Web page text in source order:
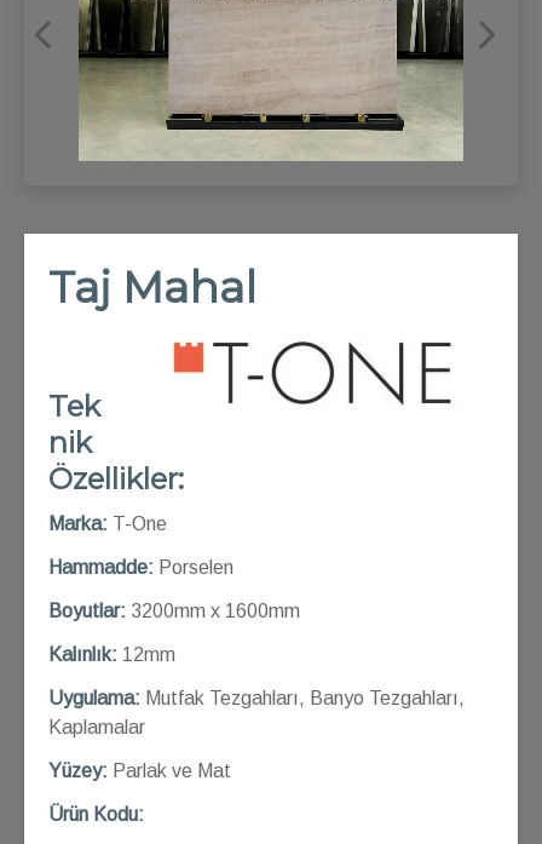
Taj Mahal
Tek
nik
Özellikler:
Marka: T-One
Hammadde: Porselen
Boyutlar: 3200mm x 1600mm
Kalınlık: 12mm
Uygulama: Mutfak Tezgahları, Banyo Tezgahları,
Kaplamalar
Yüzey: Parlak ve Mat
Ürün Kodu: